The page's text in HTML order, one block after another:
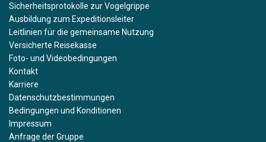
Sicherheitsprotokolle zur Vogelgrippe
Ausbildung zum Expeditionsleiter
Leitlinien für die gemeinsame Nutzung
Versicherte Reisekasse
Foto- und Videobedingungen
Kontakt
Karriere
Datenschutzbestimmungen
Bedingungen und Konditionen
Impressum
Anfrage der Gruppe